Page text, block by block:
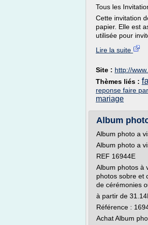
Tous les
Cette invitation
papier. Elle est
utilisée pour
Lire la suite
Site : http://
Thèmes liés :
reponse faire
mariage
Album
Album photo a
Album photo a
REF 16944E
Album photos à
photos sobre et
de cérémonies
à partir de
Référence :
Achat Album